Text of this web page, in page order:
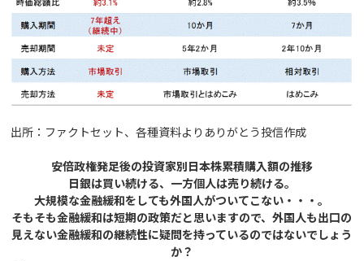
出所：ファクトセット、各種資料よりありがとう投信作成
安倍政権発足後の投資家別日本株累積購入額の推移
日銀は買い続ける、一方個人は売り続ける。
大規模な金融緩和をしても外国人がついてこない・・・。
そもそも金融緩和は短期の政策だと思いますので、外国人も出口の
見えない金融緩和の継続性に疑問を持っているのではないでしょう
か？